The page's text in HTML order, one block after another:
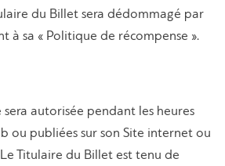
du Billet sera dédommagé par
à sa « Politique de récompense ».
sera autorisée pendant les heures
ou publiées sur son Site internet ou
Le Titulaire du Billet est tenu de